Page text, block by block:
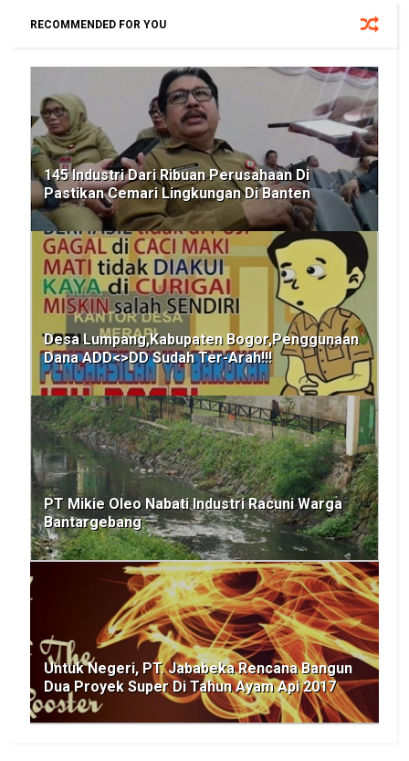
RECOMMENDED FOR YOU
145 Industri Dari Ribuan Perusahaan Di
Pastikan Cemari Lingkungan Di Banten
Desa Lumpang,Kabupaten Bogor,Penggunaan
Dana ADD<>DD Sudah Ter-Arah!!!
PT Mikie Oleo Nabati Industri Racuni Warga
Bantargebang
Untuk Negeri, PT. Jababeka Rencana Bangun
Dua Proyek Super Di Tahun Ayam Api 2017